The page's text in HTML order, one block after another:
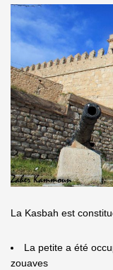
La Kasbah est
La petite a été
zouaves